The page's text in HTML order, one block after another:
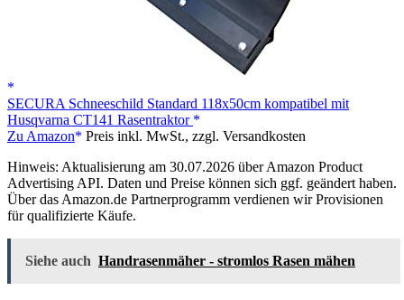
SECURA Schneeschild Standard 118x50cm kompatibel mit
Husqvarna CT141 Rasentraktor
Zu Amazon
Preis inkl. MwSt., zzgl. Versandkosten
Hinweis: Aktualisierung am 30.07.2026 über Amazon Product
Advertising API. Daten und Preise können sich ggf. geändert haben.
Über das Amazon.de Partnerprogramm verdienen wir Provisionen
für qualifizierte Käufe.
Siehe auch Handrasenmäher - stromlos Rasen mähen